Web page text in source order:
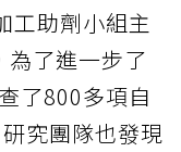
工助劑小組主
了進一步了
了800多項自
究團隊也發現